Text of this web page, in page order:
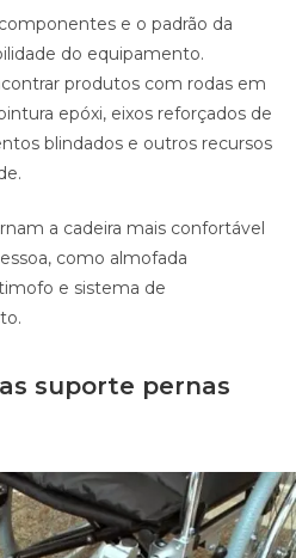
e o padrão da
do equipamento.
produtos com rodas em
epóxi, eixos reforçados de
blindados e outros recursos
a cadeira mais confortável
como almofada
e sistema de
suporte pernas